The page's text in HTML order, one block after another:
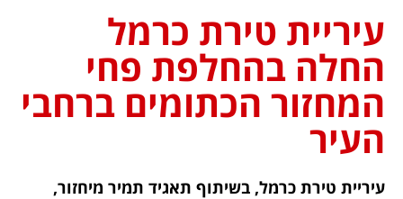
עיריית טירת כרמל
החלה בהחלפת פחי
המחזור הכתומים ברחבי
העיר
עיריית טירת כרמל, בשיתוף תאגיד תמיר מיחזור,